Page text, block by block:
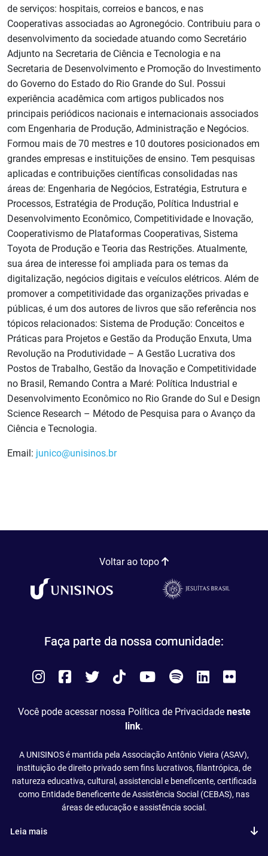
de serviços: hospitais, correios e bancos, e nas
Cooperativas associadas ao Agronegócio. Contribuiu para o
desenvolvimento da sociedade atuando como Secretário
Adjunto na Secretaria de Ciência e Tecnologia e na
Secretaria de Desenvolvimento e Promoção do Investimento
do Governo do Estado do Rio Grande do Sul. Possui
experiência acadêmica com artigos publicados nos
principais periódicos nacionais e internacionais associados
com Engenharia de Produção, Administração e Negócios.
Formou mais de 70 mestres e 10 doutores posicionados em
grandes empresas e instituições de ensino. Tem pesquisas
aplicadas e contribuições científicas consolidadas nas
áreas de: Engenharia de Negócios, Estratégia, Estrutura e
Processos, Estratégia de Produção, Política Industrial e
Desenvolvimento Econômico, Competitividade e Inovação,
Cooperativismo de Plataformas Cooperativas, Sistema
Toyota de Produção e Teoria das Restrições. Atualmente,
sua área de interesse foi ampliada para os temas da
digitalização, negócios digitais e veículos elétricos. Além de
promover a competitividade das organizações privadas e
públicas, é um dos autores de livros que são referência nos
tópicos relacionados: Sistema de Produção: Conceitos e
Práticas para Projetos e Gestão da Produção Enxuta, Uma
Revolução na Produtividade – A Gestão Lucrativa dos
Postos de Trabalho, Gestão da Inovação e Competitividade
no Brasil, Remando Contra a Maré: Política Industrial e
Desenvolvimento Econômico no Rio Grande do Sul e Design
Science Research – Método de Pesquisa para o Avanço da
Ciência e Tecnologia.
Email: junico@unisinos.br
Voltar ao topo
Faça parte da nossa comunidade:
Instagram
Facebook
Twitter
TiktokYou SpotifyLinkedIn
Você pode acessar nossa Política de Privacidade neste
link.
A UNISINOS é mantida pela Associação Antônio Vieira (ASAV),
instituição de direito privado sem fins lucrativos, filantrópica, de
natureza educativa, cultural, assistencial e beneficente, certificada
como Entidade Beneficente de Assistência Social (CEBAS), nas
áreas de educação e assistência social.
Leia mais